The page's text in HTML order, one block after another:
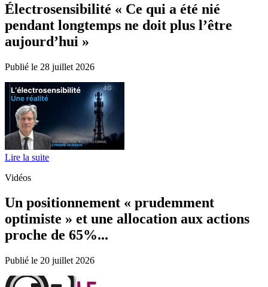
Électrosensibilité « Ce qui a été nié
pendant longtemps ne doit plus l’être
aujourd’hui »
Publié le 28 juillet 2026
Lire la suite
Vidéos
Un positionnement « prudemment
optimiste » et une allocation aux actions
proche de 65%...
Publié le 20 juillet 2026